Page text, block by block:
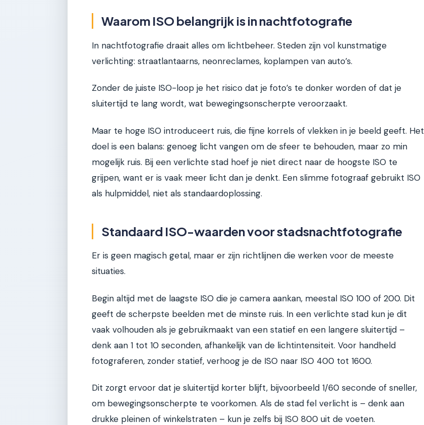
Waarom ISO belangrijk is in nachtfotografie
In nachtfotografie draait alles om lichtbeheer. Steden zijn vol kunstmatige
verlichting: straatlantaarns, neonreclames, koplampen van auto’s.
Zonder de juiste ISO-loop je het risico dat je foto’s te donker worden of dat je
sluitertijd te lang wordt, wat bewegingsonscherpte veroorzaakt.
Maar te hoge ISO introduceert ruis, die fijne korrels of vlekken in je beeld geeft. Het
doel is een balans: genoeg licht vangen om de sfeer te behouden, maar zo min
mogelijk ruis. Bij een verlichte stad hoef je niet direct naar de hoogste ISO te
grijpen, want er is vaak meer licht dan je denkt. Een slimme fotograaf gebruikt ISO
als hulpmiddel, niet als standaardoplossing.
Standaard ISO-waarden voor stadsnachtfotografie
Er is geen magisch getal, maar er zijn richtlijnen die werken voor de meeste
situaties.
Begin altijd met de laagste ISO die je camera aankan, meestal ISO 100 of 200. Dit
geeft de scherpste beelden met de minste ruis. In een verlichte stad kun je dit
vaak volhouden als je gebruikmaakt van een statief en een langere sluitertijd –
denk aan 1 tot 10 seconden, afhankelijk van de lichtintensiteit. Voor handheld
fotograferen, zonder statief, verhoog je de ISO naar ISO 400 tot 1600.
Dit zorgt ervoor dat je sluitertijd korter blijft, bijvoorbeeld 1/60 seconde of sneller,
om bewegingsonscherpte te voorkomen. Als de stad fel verlicht is – denk aan
drukke pleinen of winkelstraten – kun je zelfs bij ISO 800 uit de voeten.